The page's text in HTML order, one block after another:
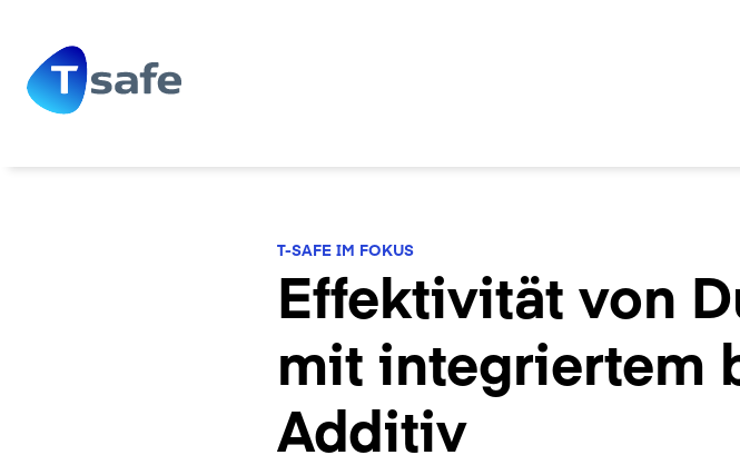
T-SAFE IM FOKUS
Effektivität von
mit integriertem
Additiv